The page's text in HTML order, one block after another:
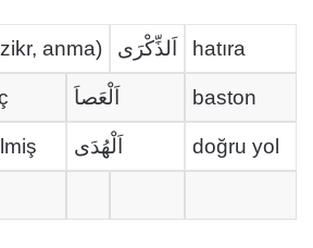
(Aslı: (اَلذِّكْرُ zikr, anma) اَلذِّكْرَى hatıra
اَلْعَصاَ baston
اَلْهُدَى doğru yol